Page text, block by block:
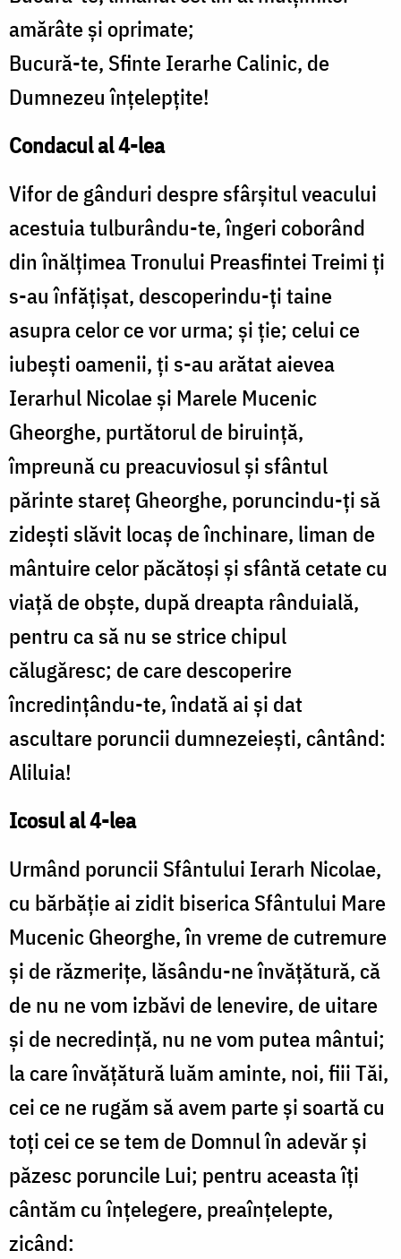
amărâte și oprimate;
Bucură-te, Sfinte Ierarhe Calinic, de
Dumnezeu înțelepțite!
Condacul al 4-lea
Vifor de gânduri despre sfârșitul veacului
acestuia tulburându-te, îngeri coborând
din înălțimea Tronului Preasfintei Treimi ți
s-au înfățișat, descoperindu-ți taine
asupra celor ce vor urma; și ție; celui ce
iubești oamenii, ți s-au arătat aievea
Ierarhul Nicolae și Marele Mucenic
Gheorghe, purtătorul de biruință,
împreună cu preacuviosul și sfântul
părinte stareț Gheorghe, poruncindu-ți să
zidești slăvit locaș de închinare, liman de
mântuire celor păcătoși și sfântă cetate cu
viață de obște, după dreapta rânduială,
pentru ca să nu se strice chipul
călugăresc; de care descoperire
încredințându-te, îndată ai și dat
ascultare poruncii dumnezeiești, cântând:
Aliluia!
Icosul al 4-lea
Urmând poruncii Sfântului Ierarh Nicolae,
cu bărbăție ai zidit biserica Sfântului Mare
Mucenic Gheorghe, în vreme de cutremure
și de răzmerițe, lăsându-ne învățătură, că
de nu ne vom izbăvi de lenevire, de uitare
și de necredință, nu ne vom putea mântui;
la care învățătură luăm aminte, noi, fiii Tăi,
cei ce ne rugăm să avem parte și soartă cu
toți cei ce se tem de Domnul în adevăr și
păzesc poruncile Lui; pentru aceasta îți
cântăm cu înțelegere, preaînțelepte,
zicând: